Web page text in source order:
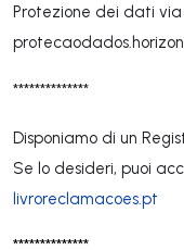
Protezione dei dati
**************
Disponiamo di un
Se lo desideri, puoi
livroreclamacoes.pt
**************